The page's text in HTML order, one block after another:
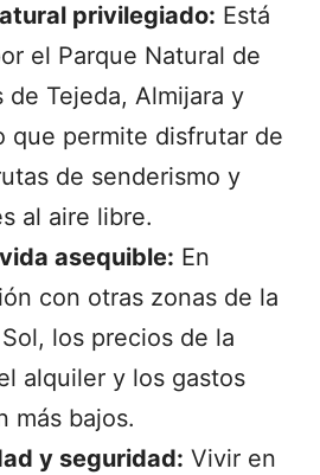
privilegiado: Está
el Parque Natural de
de Tejeda, Almijara y
que permite disfrutar de
de senderismo y
al aire libre.
asequible: En
con otras zonas de la
los precios de la
alquiler y los gastos
más bajos.
y seguridad: Vivir en